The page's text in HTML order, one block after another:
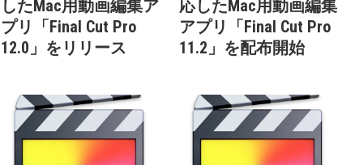
したMac用動画編集ア
プリ「Final Cut Pro
12.0」をリリース
応したMac用動画編集
アプリ「Final Cut Pro
11.2」を配布開始